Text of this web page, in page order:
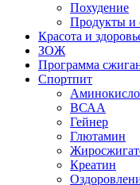
Похудение
Продукты и
Красота и
ЗОЖ
Программа
Спортпит
ВСАА
Гейнер
Глютамин
Креатин